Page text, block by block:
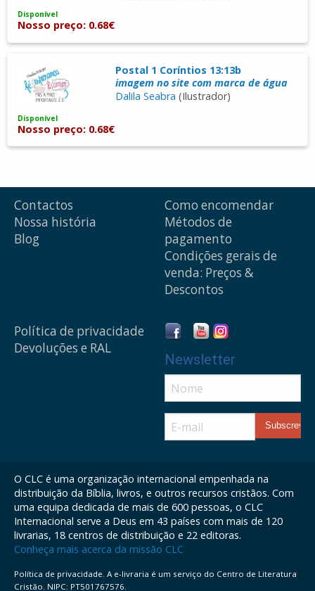
Disponível
Nosso preço: 0.68€
Postal 1 Coríntios 13:13b
imagem no site com marca de água
Dalila Seabra (Ilustrador)
Disponível
Nosso preço: 0.68€
Contactos
Nossa história
Blog
Como encomendar
Métodos de
pagamento
Condições gerais de
venda: Preços &
Descontos
Política de privacidade
Devoluções e RAL
Newsletter
O CLC é uma organização internacional empenhada na
distribuição da Bíblia, livros, e outros recursos cristãos. Com
uma equipa dedicada de mais de 600 pessoas, o CLC
Internacional serve a Deus em 43 países com mais de 120
livrarias, 18 centros de distribuição e 22 editoras.
Conheça mais acerca da missão CLC
Política de privacidade. A e-livraria é um serviço do Centro de Literatura
Cristão. NIPC: PT501767576.